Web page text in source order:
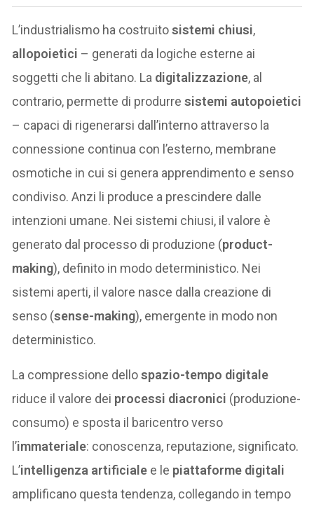
L’industrialismo ha costruitosistemi chiusi,
allopoietici – generati da logiche esterne ai
soggetti che li abitano. La digitalizzazione, al
contrario, permette di produrresistemi autopoietici
– capaci di rigenerarsi dall’interno attraverso la
connessione continua con l’esterno, membrane
osmotiche in cui si genera apprendimento e senso
condiviso. Anzi li produce a prescindere dalle
intenzioni umane. Nei sistemi chiusi, il valore è
generato dal processo di produzione (product-
making), definito in modo deterministico. Nei
sistemi aperti, il valore nasce dalla creazione di
senso (sense-making), emergente in modo non
deterministico.
La compressione dellospazio-tempo digitale
riduce il valore dei processi diacronici (produzione-
consumo) e sposta il baricentro verso
l’immateriale: conoscenza, reputazione, significato.
L’intelligenza artificiale e le piattaforme digitali
amplificano questa tendenza, collegando in tempo